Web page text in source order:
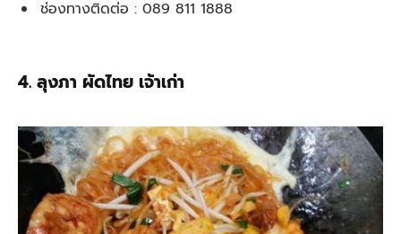
ช่องทางติดต่อ : 089 811 1888
4. ลุงภา ผัดไทย เจ้าเก่า